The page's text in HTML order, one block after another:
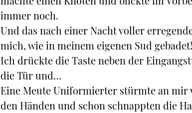
immer noch.
Und das nach einer Nacht voller
mich, wie in meinem eigenen Sud gebadet!
Ich drückte die Taste neben der
die Tür und…
Eine Meute Uniformierter stürmte an mir
den Händen und schon schnappten die